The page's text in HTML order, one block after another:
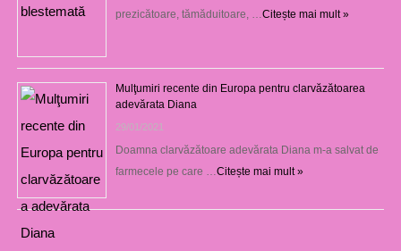
prezicătoare, tămăduitoare, … Citește mai mult »
Mulţumiri recente din Europa pentru clarvăzătoarea
adevărata Diana
29/01/2021
Doamna clarvăzătoare adevărata Diana m-a salvat de
farmecele pe care … Citește mai mult »